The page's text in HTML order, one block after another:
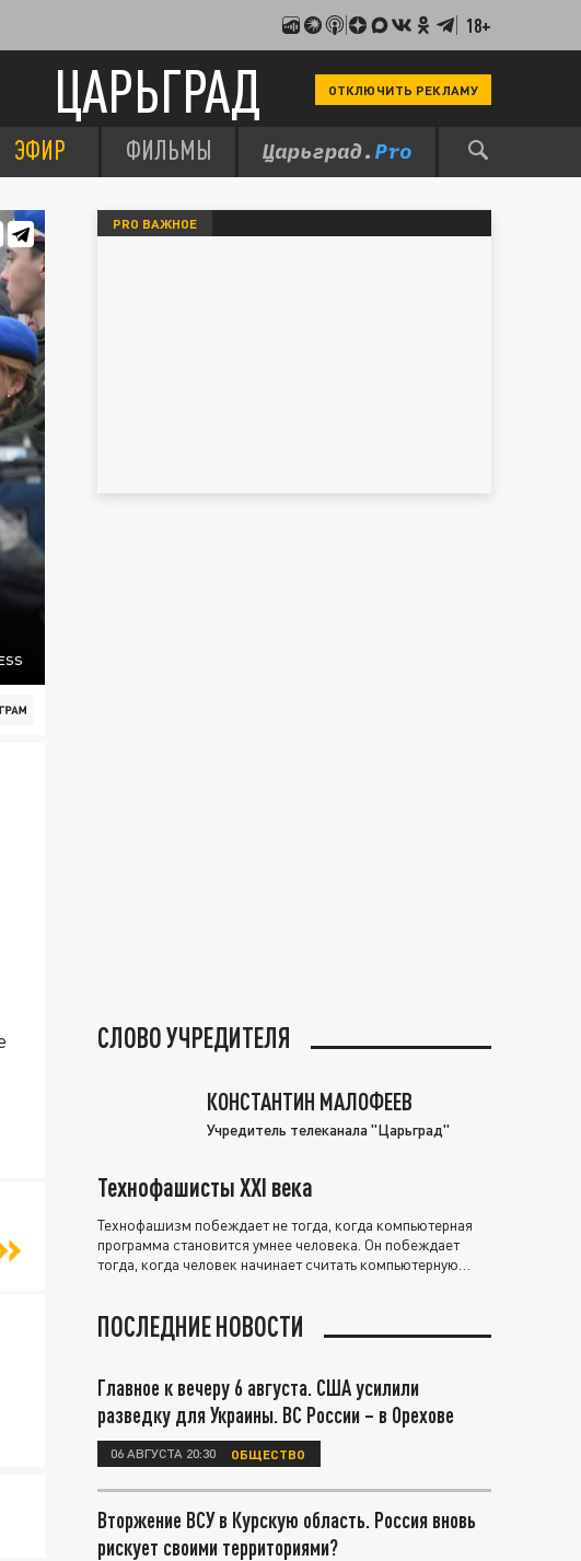
18+
ЦАРЬГРАД ОТКЛЮЧИТЬ РЕКЛАМУ
ЭФИР ФИЛЬМЫ
PRO ВАЖНОЕ
СЛОВО УЧРЕДИТЕЛЯ
КОНСТАНТИН МАЛОФЕЕВ
Учредитель телеканала "Царьград"
Технофашисты XXI века
Технофашизм побеждает не тогда, когда компьютерная
программа становится умнее человека. Он побеждает
тогда, когда человек начинает считать компьютерную
ПОСЛЕДНИЕ НОВОСТИ
Главное к вечеру 6 августа. США усилили
разведку для Украины. ВС России – в Орехове
06 АВГУСТА 20:30 ОБЩЕСТВО
Вторжение ВСУ в Курскую область. Россия вновь
рискует своими территориями?